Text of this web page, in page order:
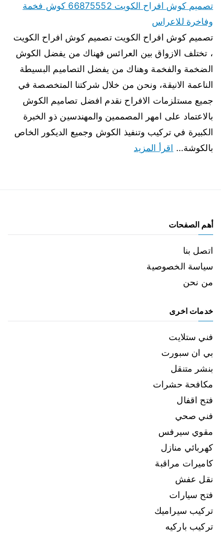
تصميم كوش افراح الكويت 66875552 كوش فخمة
وفاخرة للاعراس
تصميم كوش افراح الكويت تصميم كوش افراح الكويت
، تختلف الازواق بين العرائس فهناك من يفضل الكوش
الضخمة والفخمة وهناك من يفضل التصاميم البسيطة
الناعمة الانيقة، ونحن من خلال شركتنا المتخصصة في
جميع مستلزمات الافراح نقدم افضل تصاميم الكوش
بالاعتماد على امهر المصممين والمهندسين ذو الخبرة
الكبيرة في تركيب وتنفيذ الكوش وجميع الديكور الخاص
بالكوشة… اقرأ المزيد
أهم الصفحات
اتصل بنا
سياسة الخصوصية
من نحن
خدمات اخرى
فني ستلايت
بي ان سبورت
بنشر متنقل
مكافحة حشرات
فتح اقفال
فني صحي
مقوي سيرفس
كهربائي منازل
كاميرات مراقبة
نقل عفش
فتح سيارات
تركيب سيراميك
تركيب باركيه